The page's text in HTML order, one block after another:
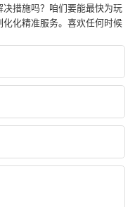
措施吗？咱们要能最快为玩
化精准服务。喜欢任何时候